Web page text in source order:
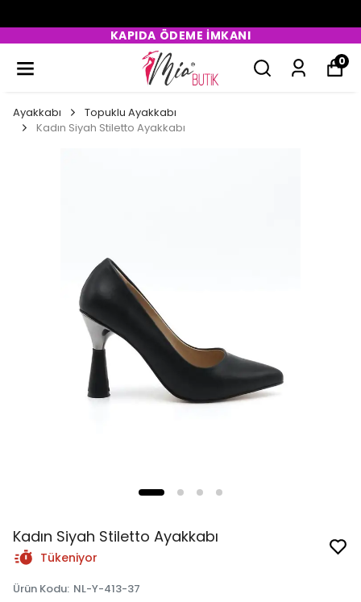
KAPIDA ÖDEME İMKANI
0
Ayakkabı
Topuklu Ayakkabı
Kadın Siyah Stiletto Ayakkabı
Kadın Siyah Stiletto Ayakkabı
Tükeniyor
Ürün Kodu: NL-Y-413-37